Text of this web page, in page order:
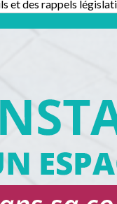
et des rappels